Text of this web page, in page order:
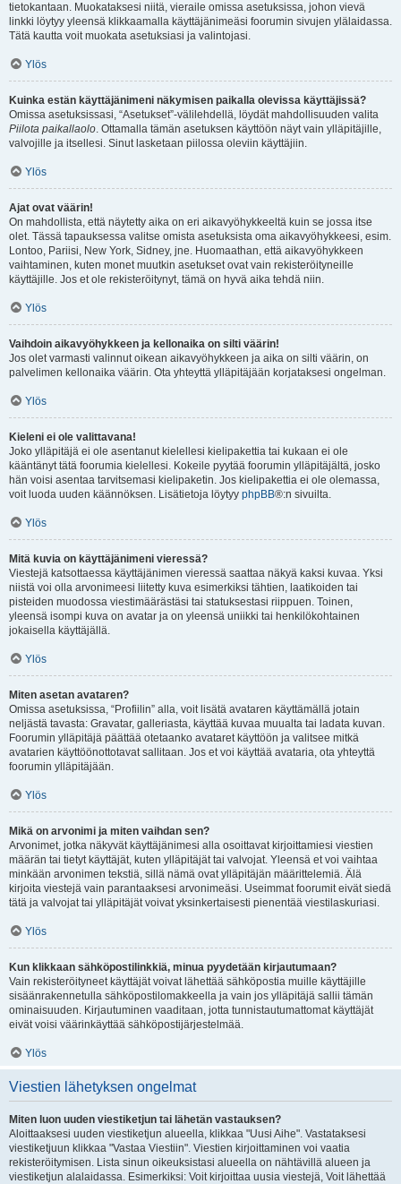
tietokantaan. Muokataksesi niitä, vieraile omissa asetuksissa, johon vievä
linkki löytyy yleensä klikkaamalla käyttäjänimeäsi foorumin sivujen ylälaidassa.
Tätä kautta voit muokata asetuksiasi ja valintojasi.
Ylös
Kuinka estän käyttäjänimeni näkymisen paikalla olevissa käyttäjissä?
Omissa asetuksissasi, “Asetukset”-välilehdellä, löydät mahdollisuuden valita
Piilota paikallaolo. Ottamalla tämän asetuksen käyttöön näyt vain ylläpitäjille,
valvojille ja itsellesi. Sinut lasketaan piilossa oleviin käyttäjiin.
Ylös
Ajat ovat väärin!
On mahdollista, että näytetty aika on eri aikavyöhykkeeltä kuin se jossa itse
olet. Tässä tapauksessa valitse omista asetuksista oma aikavyöhykkeesi, esim.
Lontoo, Pariisi, New York, Sidney, jne. Huomaathan, että aikavyöhykkeen
vaihtaminen, kuten monet muutkin asetukset ovat vain rekisteröityneille
käyttäjille. Jos et ole rekisteröitynyt, tämä on hyvä aika tehdä niin.
Ylös
Vaihdoin aikavyöhykkeen ja kellonaika on silti väärin!
Jos olet varmasti valinnut oikean aikavyöhykkeen ja aika on silti väärin, on
palvelimen kellonaika väärin. Ota yhteyttä ylläpitäjään korjataksesi ongelman.
Ylös
Kieleni ei ole valittavana!
Joko ylläpitäjä ei ole asentanut kielellesi kielipakettia tai kukaan ei ole
kääntänyt tätä foorumia kielellesi. Kokeile pyytää foorumin ylläpitäjältä, josko
hän voisi asentaa tarvitsemasi kielipaketin. Jos kielipakettia ei ole olemassa,
voit luoda uuden käännöksen. Lisätietoja löytyy phpBB®:n sivuilta.
Ylös
Mitä kuvia on käyttäjänimeni vieressä?
Viestejä katsottaessa käyttäjänimen vieressä saattaa näkyä kaksi kuvaa. Yksi
niistä voi olla arvonimeesi liitetty kuva esimerkiksi tähtien, laatikoiden tai
pisteiden muodossa viestimäärästäsi tai statuksestasi riippuen. Toinen,
yleensä isompi kuva on avatar ja on yleensä uniikki tai henkilökohtainen
jokaisella käyttäjällä.
Ylös
Miten asetan avataren?
Omissa asetuksissa, “Profiilin” alla, voit lisätä avataren käyttämällä jotain
neljästä tavasta: Gravatar, galleriasta, käyttää kuvaa muualta tai ladata kuvan.
Foorumin ylläpitäjä päättää otetaanko avataret käyttöön ja valitsee mitkä
avatarien käyttöönottotavat sallitaan. Jos et voi käyttää avataria, ota yhteyttä
foorumin ylläpitäjään.
Ylös
Mikä on arvonimi ja miten vaihdan sen?
Arvonimet, jotka näkyvät käyttäjänimesi alla osoittavat kirjoittamiesi viestien
määrän tai tietyt käyttäjät, kuten ylläpitäjät tai valvojat. Yleensä et voi vaihtaa
minkään arvonimen tekstiä, sillä nämä ovat ylläpitäjän määrittelemiä. Älä
kirjoita viestejä vain parantaaksesi arvonimeäsi. Useimmat foorumit eivät siedä
tätä ja valvojat tai ylläpitäjät voivat yksinkertaisesti pienentää viestilaskuriasi.
Ylös
Kun klikkaan sähköpostilinkkiä, minua pyydetään kirjautumaan?
Vain rekisteröityneet käyttäjät voivat lähettää sähköpostia muille käyttäjille
sisäänrakennetulla sähköpostilomakkeella ja vain jos ylläpitäjä sallii tämän
ominaisuuden. Kirjautuminen vaaditaan, jotta tunnistautumattomat käyttäjät
eivät voisi väärinkäyttää sähköpostijärjestelmää.
Ylös
Viestien lähetyksen ongelmat
Miten luon uuden viestiketjun tai lähetän vastauksen?
Aloittaaksesi uuden viestiketjun alueella, klikkaa "Uusi Aihe". Vastataksesi
viestiketjuun klikkaa "Vastaa Viestiin". Viestien kirjoittaminen voi vaatia
rekisteröitymisen. Lista sinun oikeuksistasi alueella on nähtävillä alueen ja
viestiketjun alalaidassa. Esimerkiksi: Voit kirjoittaa uusia viestejä, Voit lähettää